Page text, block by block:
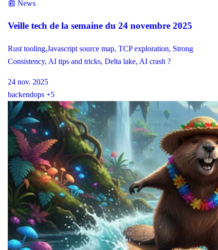
📰 News
Veille tech de la semaine du 24 novembre 2025
Rust tooling,Javascript source map, TCP exploration, Strong
Consistency, AI tips and tricks, Delta lake, AI crash ?
24 nov. 2025
backendops +5